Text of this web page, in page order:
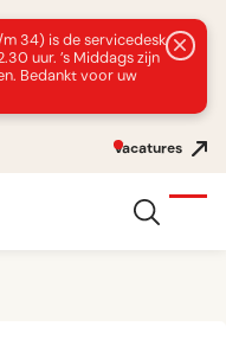
34) is de servicedesk
uur. ’s Middags zijn
Bedankt voor uw
Vacatures